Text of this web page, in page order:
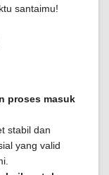
santaimu!
proses masuk
stabil dan
yang valid